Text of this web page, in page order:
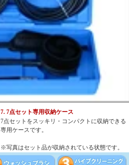
7. 7点セット専用収納ケース
7点セットをスッキリ・コンパクトに収納できる
専用ケースです。
※写真はセット品が収納されている状態です。